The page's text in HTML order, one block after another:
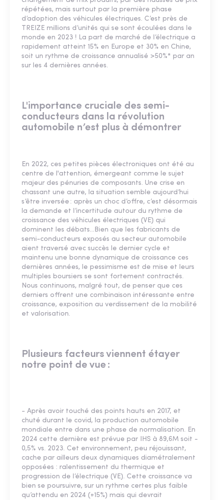
répétées, mais surtout par la première phase
d’adoption des véhicules électriques. C’est près de
TREIZE millions d’unités qui se sont écoulées dans le
monde en 2023 ! La part de marché de l’électrique a
rapidement atteint 15% en Europe et 30% en Chine,
soit un rythme de croissance annualisé >50%* par an
sur les 4 dernières années.
L'importance cruciale des semi-
conducteurs dans la révolution
automobile n’est plus à démontrer
En 2022, ces petites pièces électroniques ont été au
centre de l'attention, émergeant comme le sujet
majeur des pénuries de composants. Une crise en
chassant une autre, la situation semble aujourd’hui
s’être inversée : après un choc d’offre, c’est désormais
la demande et l’incertitude autour du rythme de
croissance des véhicules électriques (VE) qui
dominent les débats…Bien que les fabricants de
semi-conducteurs exposés au secteur automobile
aient traversé avec succès le dernier cycle et
maintenu une bonne dynamique de croissance ces
dernières années, le pessimisme est de mise et leurs
multiples boursiers se sont fortement contractés.
Nous continuons, malgré tout, de penser que ces
derniers offrent une combinaison intéressante entre
croissance, exposition au verdissement de la mobilité
et valorisation.
Plusieurs facteurs viennent étayer
notre point de vue :
- Après avoir touché des points hauts en 2017, et
chuté durant le covid, la production automobile
mondiale entre dans une phase de normalisation. En
2024 cette dernière est prévue par IHS à 89,6M soit -
0,5% vs. 2023. Cet environnement, peu réjouissant,
cache par ailleurs deux dynamiques diamétralement
opposées : ralentissement du thermique et
progression de l’électrique (VE). Cette croissance va
bien se poursuivre, sur un rythme certes plus faible
qu’attendu en 2024 (+15%) mais qui devrait